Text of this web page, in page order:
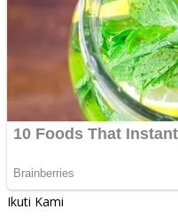
Ikuti Kami